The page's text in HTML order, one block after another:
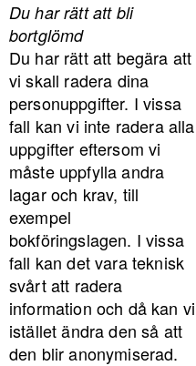
Du har rätt att bli
bortglömd
Du har rätt att begära att
vi skall radera dina
personuppgifter. I vissa
fall kan vi inte radera alla
uppgifter eftersom vi
måste uppfylla andra
lagar och krav, till
exempel
bokföringslagen. I vissa
fall kan det vara teknisk
svårt att radera
information och då kan vi
istället ändra den så att
den blir anonymiserad.